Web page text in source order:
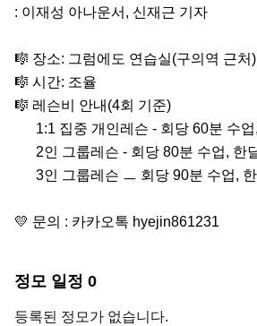
: 이재성 아나운서, 신재근 기자
🎼 장소: 그럼에도 연습실(구의역 근처)
🎼 시간: 조율
🎼 레슨비 안내(4회 기준)
💛 문의 : 카카오톡 hyejin861231
정모 일정 0
등록된 정모가 없습니다.